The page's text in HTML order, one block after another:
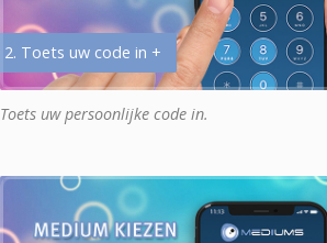
2. Toets uw code in +
Toets uw persoonlijke code in.